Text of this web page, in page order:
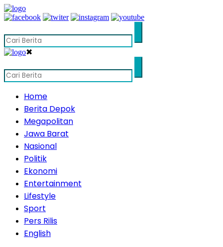
✖
Home
Berita Depok
Megapolitan
Jawa Barat
Nasional
Politik
Ekonomi
Entertainment
Lifestyle
Sport
Pers Rilis
English